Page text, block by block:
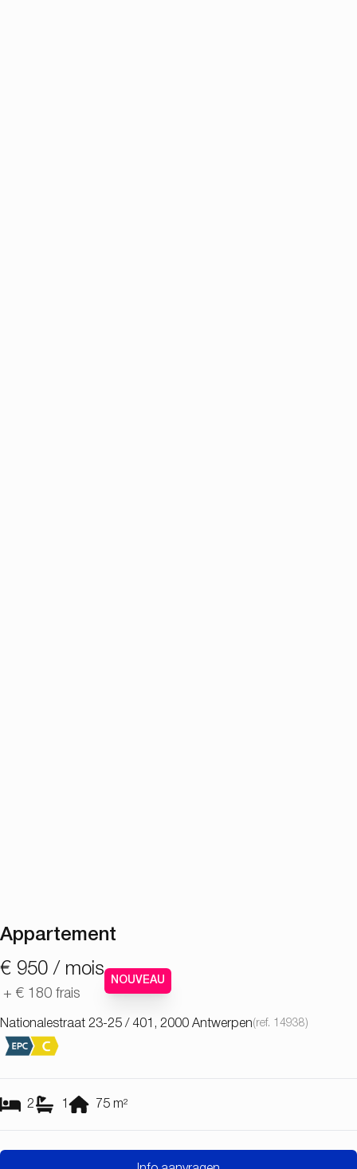
Appartement
€ 950 / mois
+ € 180 frais
NOUVEAU
Nationalestraat 23-25 / 401, 2000 Antwerpen(ref. 14938)
2 75 m²